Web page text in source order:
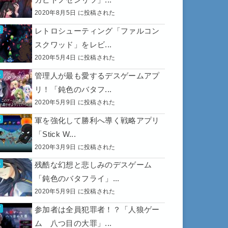
2020年8月5日 に投稿された
レトロシューティング「ファルコン
スクワッド」をレビ...
2020年5月4日 に投稿された
管理人が最も愛するデスゲームアプ
リ！「鈍色のバタフ...
2020年5月9日 に投稿された
軍を強化して勝利へ導く戦略アプリ
「Stick W...
2020年3月9日 に投稿された
残酷な幻想と悲しみのデスゲーム
「鈍色のバタフライ」...
2020年5月9日 に投稿された
参加者は全員犯罪者！？「人狼ゲー
ム 八つ目の大罪」...